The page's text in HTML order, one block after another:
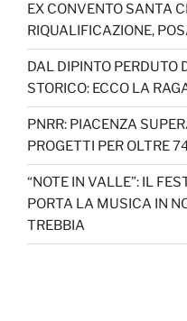
EX CONVENTO SANTA
RIQUALIFICAZIONE,
DAL DIPINTO PERDUTO
STORICO: ECCO LA
PNRR: PIACENZA
PROGETTI PER OLTRE
“NOTE IN VALLE”: IL
PORTA LA MUSICA IN
TREBBIA